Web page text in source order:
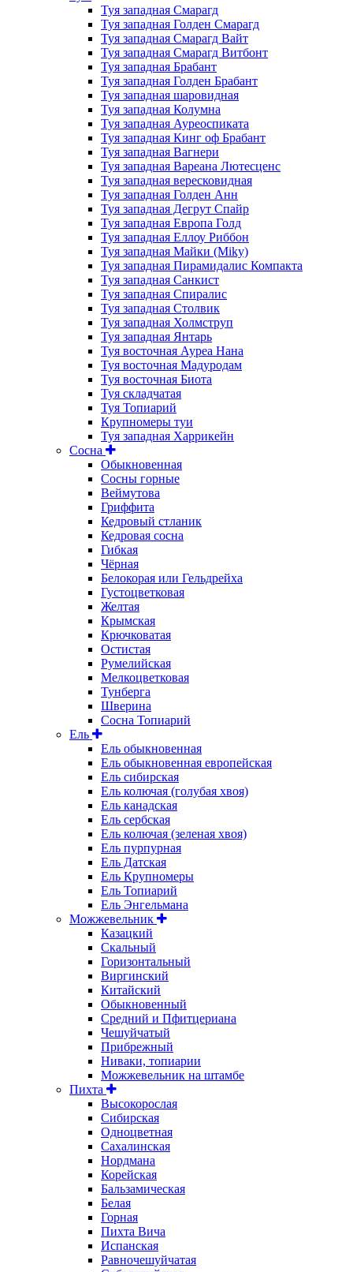
Туя западная Смарагд
Туя западная Голден Смарагд
Туя западная Смарагд Вайт
Туя западная Смарагд Витбонт
Туя западная Брабант
Туя западная Голден Брабант
Туя западная шаровидная
Туя западная Колумна
Туя западная Ауреоспиката
Туя западная Кинг оф Брабант
Туя западная Вагнери
Туя западная Вареана Лютесценс
Туя западная вересковидная
Туя западная Голден Анн
Туя западная Дегрут Спайр
Туя западная Европа Голд
Туя западная Еллоу Риббон
Туя западная Майки (Miky)
Туя западная Пирамидалис Компакта
Туя западная Санкист
Туя западная Спиралис
Туя западная Столвик
Туя западная Холмструп
Туя западная Янтарь
Туя восточная Ауреа Нана
Туя восточная Мадуродам
Туя восточная Биота
Туя складчатая
Туя Топиарий
Крупномеры туи
Туя западная Харрикейн
Сосна
Обыкновенная
Сосны горные
Веймутова
Гриффита
Кедровый стланик
Кедровая сосна
Гибкая
Чёрная
Белокорая или Гельдрейха
Густоцветковая
Желтая
Крымская
Крючковатая
Остистая
Румелийская
Мелкоцветковая
Тунберга
Шверина
Сосна Топиарий
Ель
Ель обыкновенная
Ель обыкновенная европейская
Ель сибирская
Ель колючая (голубая хвоя)
Ель канадская
Ель сербская
Ель колючая (зеленая хвоя)
Ель пурпурная
Ель Датская
Ель Крупномеры
Ель Топиарий
Ель Энгельмана
Можжевельник
Казацкий
Скальный
Горизонтальный
Виргинский
Китайский
Обыкновенный
Средний и Пфитцериана
Чешуйчатый
Прибрежный
Ниваки, топиарии
Можжевельник на штамбе
Пихта
Высокорослая
Сибирская
Одноцветная
Сахалинская
Нордмана
Корейская
Бальзамическая
Белая
Горная
Пихта Вича
Испанская
Равночешуйчатая